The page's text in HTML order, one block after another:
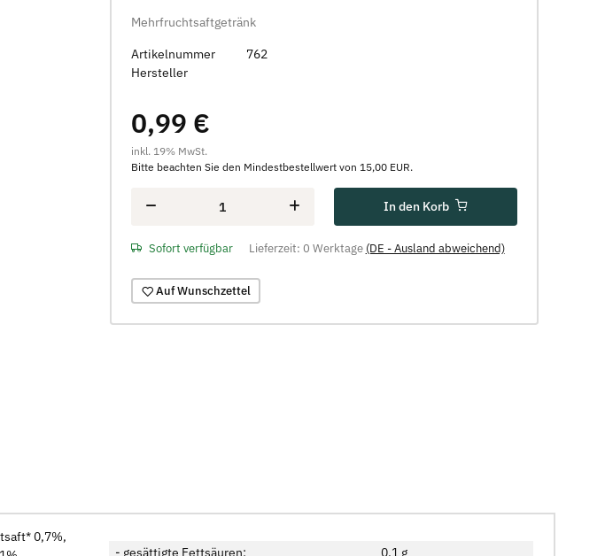
Mehrfruchtsaftgetränk
Artikelnummer
762
Hersteller
0,99 €
inkl. 19% MwSt.
Bitte beachten Sie den Mindestbestellwert von 15,00 EUR.
In den Korb
Sofort verfügbar Lieferzeit: 0 Werktage (DE - Ausland abweichend)
Auf Wunschzettel
0,7%,
- gesättigte Fettsäuren:
0.1 g